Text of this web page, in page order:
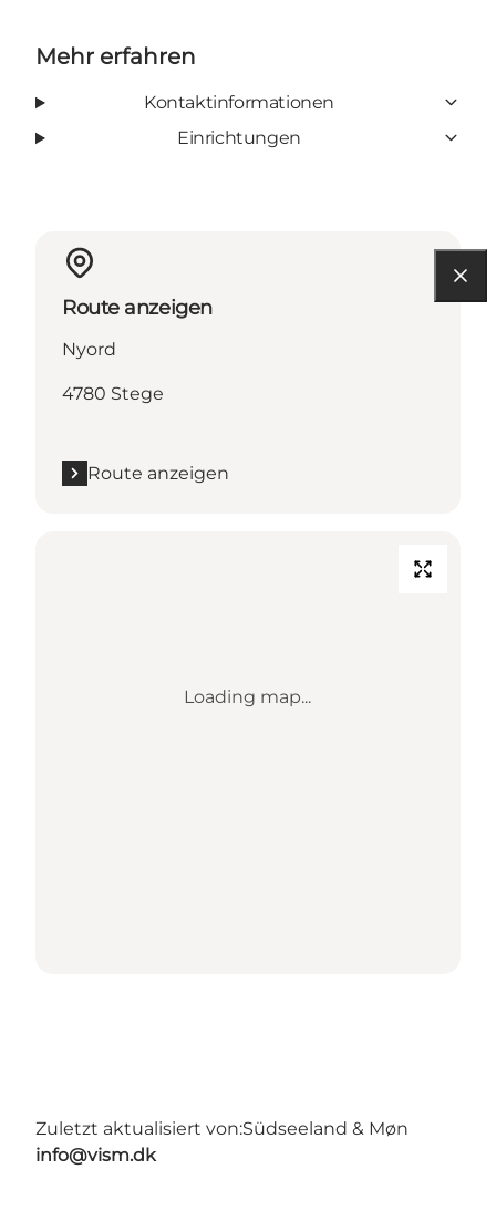
Mehr erfahren
Kontaktinformationen
Einrichtungen
Route anzeigen
Nyord
4780 Stege
Route anzeigen
Loading map...
Zuletzt aktualisiert von:Südseeland & Møn
info@vism.dk